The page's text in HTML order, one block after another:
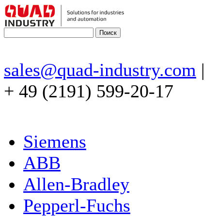
sales@quad-industry.com |
+ 49 (2191) 599-20-17
Siemens
ABB
Allen-Bradley
Pepperl-Fuchs